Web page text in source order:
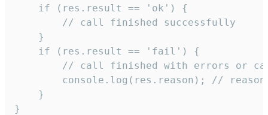
    if (res.result == 'ok') {
        // call finished successfully
    }
    if (res.result == 'fail') {
// call finished with errors or
console.log(res.reason); //
    }
}